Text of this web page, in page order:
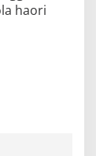
haori